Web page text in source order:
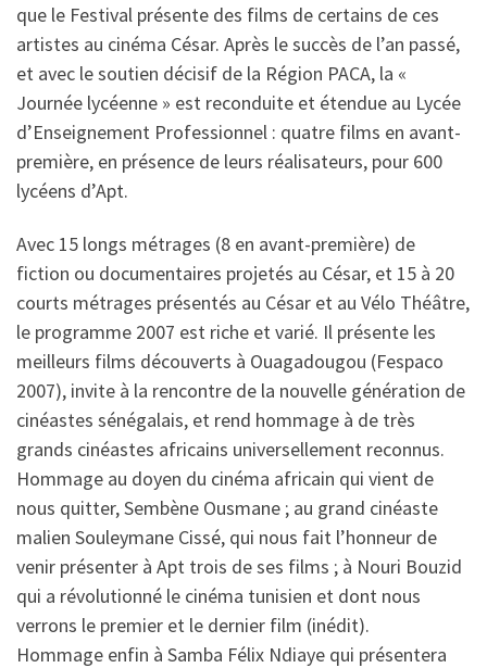
que le Festival présente des films de certains de ces
artistes au cinéma César. Après le succès de l’an passé,
et avec le soutien décisif de la Région PACA, la «
Journée lycéenne » est reconduite et étendue au Lycée
d’Enseignement Professionnel : quatre films en avant-
première, en présence de leurs réalisateurs, pour 600
lycéens d’Apt.
Avec 15 longs métrages (8 en avant-première) de
fiction ou documentaires projetés au César, et 15 à 20
courts métrages présentés au César et au Vélo Théâtre,
le programme 2007 est riche et varié. Il présente les
meilleurs films découverts à Ouagadougou (Fespaco
2007), invite à la rencontre de la nouvelle génération de
cinéastes sénégalais, et rend hommage à de très
grands cinéastes africains universellement reconnus.
Hommage au doyen du cinéma africain qui vient de
nous quitter, Sembène Ousmane ; au grand cinéaste
malien Souleymane Cissé, qui nous fait l’honneur de
venir présenter à Apt trois de ses films ; à Nouri Bouzid
qui a révolutionné le cinéma tunisien et dont nous
verrons le premier et le dernier film (inédit).
Hommage enfin à Samba Félix Ndiaye qui présentera